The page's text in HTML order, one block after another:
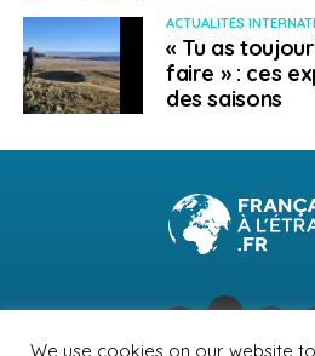
ACTUALITÉS
« Tu as
faire » : ces
des saisons
We use cookies on our website